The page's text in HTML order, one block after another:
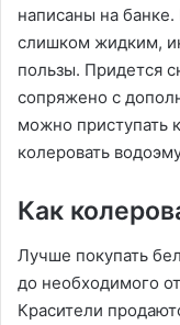
написаны на банке.
слишком жидким,
пользы. Придется
сопряжено с
можно приступать
колеровать
Как
Лучше покупать
до необходимого
Красители